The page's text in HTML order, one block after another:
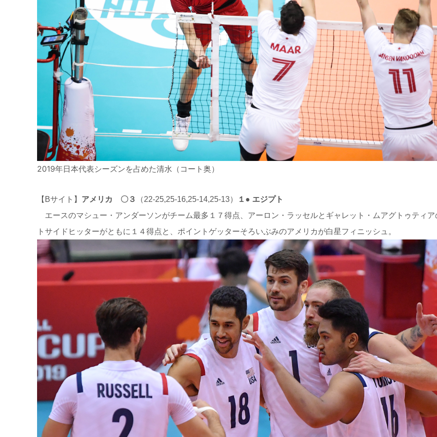
2019年日本代表シーズンを占めた清水（コート奥）
【Bサイト】 アメリカ 〇３ （22-25,25-16,25-14,25-13）
１● エジプト
エースのマシュー・アンダーソンがチーム最多１７得点、アーロン・ラッセルとギャレット・ムアグトゥティ
トサイドヒッターがともに１４得点と、ポイントゲッターそろいぶみのアメリカが白星フィニッシュ。